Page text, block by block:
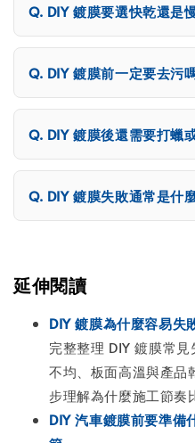
DIY 鍍膜要選快乾還是
DIY 鍍膜前一定要去污
DIY 鍍膜後還需要打蠟
DIY 鍍膜失敗通常是什
延伸閱讀
DIY 鍍膜為什麼容易失
完整整理 DIY 鍍膜常
不均、板面高溫與產品
步理解為什麼施工節奏
DIY 汽車鍍膜前要準備